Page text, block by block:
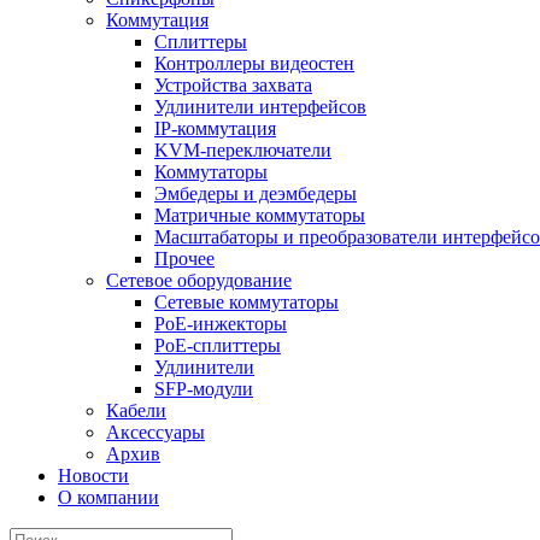
Коммутация
Сплиттеры
Контроллеры видеостен
Устройства захвата
Удлинители интерфейсов
IP-коммутация
KVM-переключатели
Коммутаторы
Эмбедеры и деэмбедеры
Матричные коммутаторы
Масштабаторы и преобразователи
Прочее
Сетевое оборудование
Сетевые коммутаторы
PoE-инжекторы
PoE-сплиттеры
Удлинители
SFP-модули
Кабели
Аксессуары
Архив
Новости
О компании